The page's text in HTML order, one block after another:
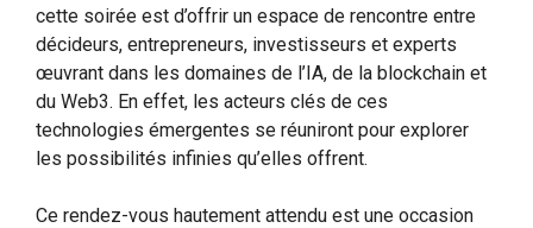
cette soirée est d’offrir un espace de rencontre entre
décideurs, entrepreneurs, investisseurs et experts
œuvrant dans les domaines de l’IA, de la blockchain et
du Web3. En effet, les acteurs clés de ces
technologies émergentes se réuniront pour explorer
les possibilités infinies qu’elles offrent.
Ce rendez-vous hautement attendu est une occasion